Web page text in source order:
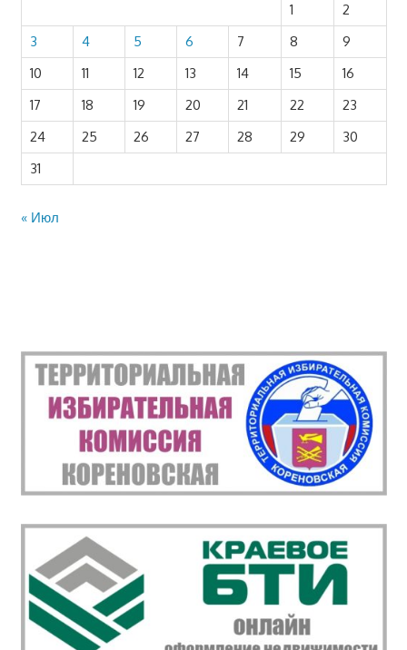
1
2
3
4 5 6 7 8
9
10
11 12 13 14 15
16
17
18 19 20 21 22
23
24
25 26 27 28 29
30
31
« Июл